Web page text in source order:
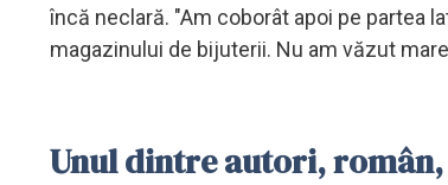
încă neclară. "Am coborât apoi pe partea
magazinului de bijuterii. Nu am văzut
Unul dintre autori,